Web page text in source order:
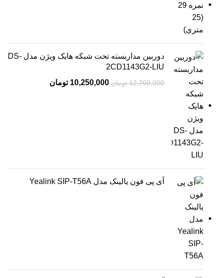
دوربین مداربسته تحت شبکه هایک ویژن مدل DS-
2CD1143G2-LIU
12,700,000 تومان 10,250,000 تومان
آی پی فون یالینک مدل Yealink SIP-T56A